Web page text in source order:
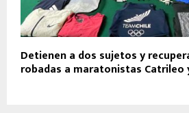
Detienen a dos sujetos y
robadas a maratonistas Catrileo